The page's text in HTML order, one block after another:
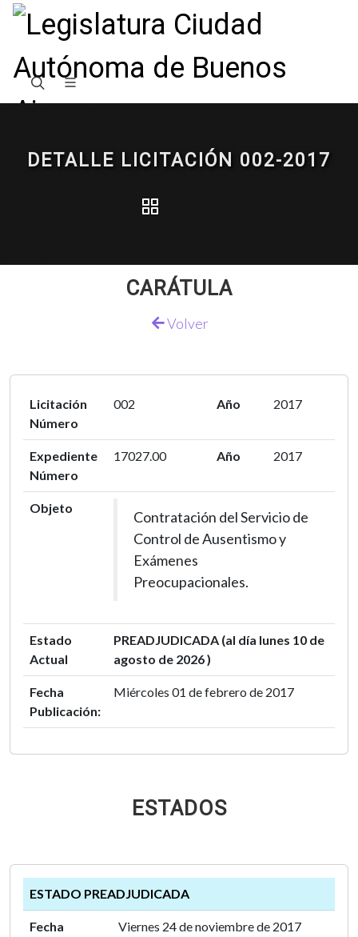
DETALLE LICITACIÓN 002-2017
CARÁTULA
Volver
Licitación
Número
002 Año 2017
Expediente
Número
17027.00 Año 2017
Objeto
Contratación del Servicio de
Control de Ausentismo y
Exámenes
Preocupacionales.
Estado
Actual
PREADJUDICADA (al día lunes 10 de
agosto de 2026 )
Fecha
Publicación:
Miércoles 01 de febrero de 2017
ESTADOS
ESTADO PREADJUDICADA
Fecha
Viernes 24 de noviembre de 2017